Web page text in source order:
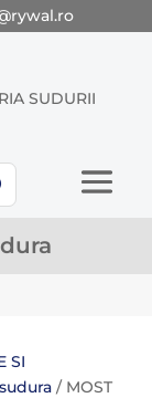
SUDURII
SI
/ MOST